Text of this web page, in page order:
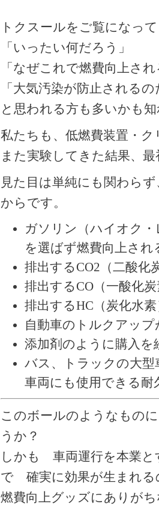
トクスールをご覧になって
「いったい何だろう」
「なぜこれで燃費向上さ
「大気汚染が防止される
と思われる方も多いかも
私たちも、低燃費装置・
また実験してきた結果、
見た目は単純にも関わら
からです。
ガソリン（ハイオク
を選ばず燃費向上され
排出するCO2（二酸化
排出するCO（一酸化
排出するHC（炭化水
自動車のトルクアッ
添加剤のように購入
バス、トラックの大
車両にも使用できる
このボールのようなもの
うか？
しかも 車両運行を本業と
で 確実に効果が生まれる
燃費向上グッズにありが